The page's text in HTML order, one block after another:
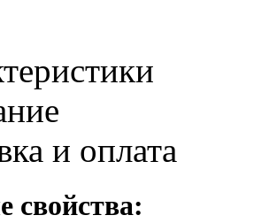
и оплата
свойства: